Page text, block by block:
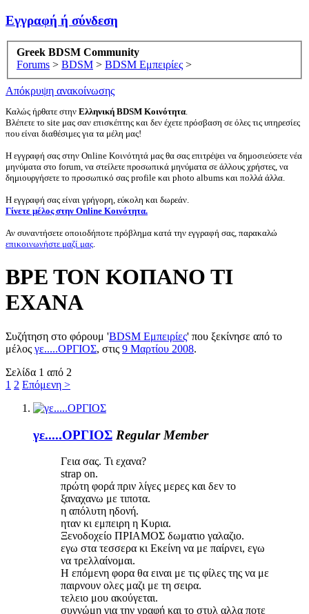
Εγγραφή ή σύνδεση
Greek BDSM Community
Forums > BDSM > BDSM Εμπειρίες >
Απόκρυψη ανακοίνωσης
Καλώς ήρθατε στην Ελληνική BDSM Κοινότητα.
Βλέπετε το site μας σαν επισκέπτης και δεν έχετε πρόσβαση σε όλες τις υπηρεσίες
που είναι διαθέσιμες για τα μέλη μας!
Η εγγραφή σας στην Online Κοινότητά μας θα σας επιτρέψει να δημοσιεύσετε νέα
μηνύματα στο forum, να στείλετε προσωπικά μηνύματα σε άλλους χρήστες, να
δημιουργήσετε το προσωπικό σας profile και photo albums και πολλά άλλα.
Η εγγραφή σας είναι γρήγορη, εύκολη και δωρεάν.
Γίνετε μέλος στην Online Κοινότητα.
Αν συναντήσετε οποιοδήποτε πρόβλημα κατά την εγγραφή σας, παρακαλώ
επικοινωνήστε μαζί μας.
ΒΡΕ ΤΟΝ ΚΟΠΑΝΟ ΤΙ
ΕΧΑΝΑ
Συζήτηση στο φόρουμ 'BDSM Εμπειρίες' που ξεκίνησε από το
μέλος γε.....ΟΡΓΙΟΣ, στις 9 Μαρτίου 2008.
Σελίδα 1 από 2
1 2 Επόμενη >
γε.....ΟΡΓΙΟΣ Regular Member
Γεια σας. Τι εχανα?
strap on.
πρώτη φορά πριν λίγες μερες και δεν το
ξαναχανω με τιποτα.
η απόλυτη ηδονή.
ηταν κι εμπειρη η Κυρια.
Ξενοδοχείο ΠΡΙΑΜΟΣ δωματιο γαλαζιο.
εγω στα τεσσερα κι Εκείνη να με παίρνει, εγω
να τρελλαίνομαι.
Η επόμενη φορα θα ειναι με τις φίλες της να με
παιρνουν ολες μαζι με τη σειρα.
τελειο μου ακούγεται.
συγνώμη για την γραφή και το στυλ αλλα ποτε